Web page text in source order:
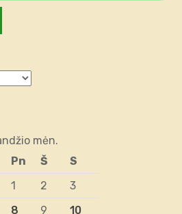
mėn.
Pn Š
S
1
2
3
8 9 10